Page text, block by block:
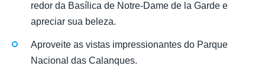
redor da Basílica de Notre-Dame de la Garde e
apreciar sua beleza.
Aproveite as vistas impressionantes do Parque
Nacional das Calanques.